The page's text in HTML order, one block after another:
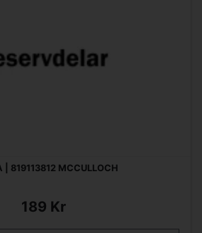
| 819113812 MCCULLOCH
189 Kr